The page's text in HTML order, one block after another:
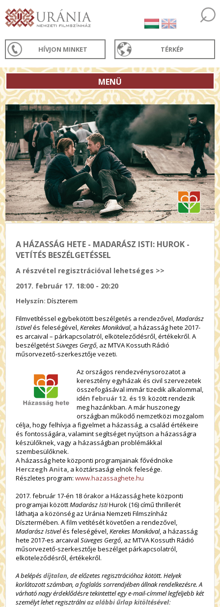
HÍVJON MINKET TÉRKÉP
MENÜ
A HÁZASSÁG HETE - MADARÁSZ ISTI: HUROK -
VETÍTÉS BESZÉLGETÉSSEL
A részvétel regisztrációval lehetséges >>
2017. február 17. 18:00 - 20:20
Helyszín:Díszterem
Filmvetítéssel egybekötött beszélgetés a rendezővel,Madarász
Istivelés feleségével,Kerekes Monikával, a házasság hete 2017-
es arcaival – párkapcsolatról, elköteleződésről, értékekről. A
beszélgetéstSüveges Gergő, az MTVA Kossuth Rádió
műsorvezető-szerkesztője vezeti.
Az országos rendezvénysorozatot a
keresztény egyházak és civil szervezetek
összefogásával immár tizedik alkalommal,
idén február 12. és 19. között rendezik
meg hazánkban. A már huszonegy
országban működő nemzetközi mozgalom
célja, hogy felhívja a figyelmet a házasság, a család értékeire
és fontosságára, valamint segítséget nyújtson a házasságra
készülőknek, vagy a házasságban problémákkal
szembesülőknek.
A házasság hete központi programjainak fővédnöke
Herczegh Anita, a köztársasági elnök felesége.
Részletes program:www.hazassaghete.hu
2017. február 17-én 18 órakor a Házasság hete központi
programjai közöttMadarász IstiHurok (16) című thrillerét
láthatja a közönség az Uránia Nemzeti Filmszínház
Dísztermében. A film vetítését követően a rendezővel,
Madarász Istivelés feleségével,Kerekes Monikával, a házasság
hete 2017-es arcaivalSüveges Gergő, az MTVA Kossuth Rádió
műsorvezető-szerkesztője beszélget párkapcsolatról,
elköteleződésről, értékekről.
A belépésdíjtalan, de előzetes regisztrációhoz kötött. Helyek
korlátozott számban, a foglalás sorrendjében állnak rendelkezésre. A
várható nagy érdeklődésre tekintettel egy e-mail-címmel legfeljebb két
személyt lehet regisztrálniaz alábbi űrlap kitöltésével: